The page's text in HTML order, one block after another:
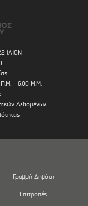
ΙΛΙΟΝ
- 6.00 Μ.Μ.
Δεδομένων
Γραμμή Δημότη
Επιτροπές